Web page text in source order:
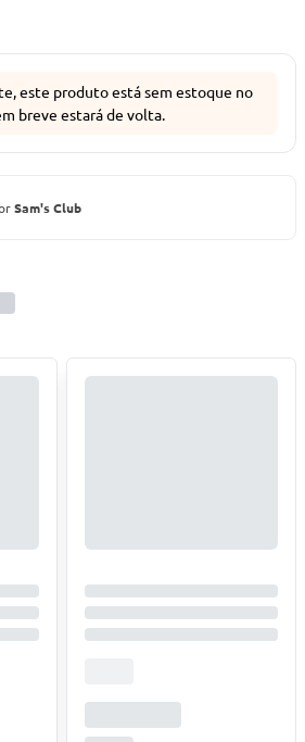
este produto está sem estoque no
breve estará de volta.
Sam's Club